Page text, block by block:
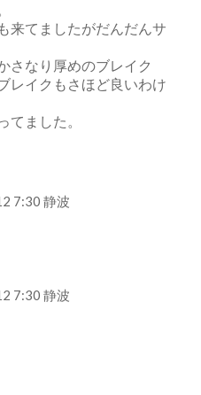
来てましたがだんだんサ
さなり厚めのブレイク
レイクもさほど良いわけ
てました。
7:30 静波
7:30 静波